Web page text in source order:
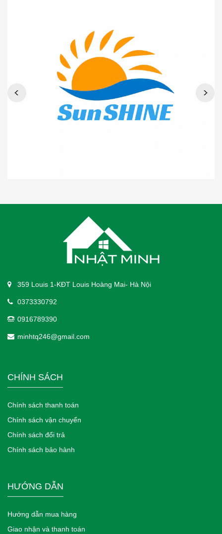
359 Louis 1-KĐT Louis Hoàng Mai- Hà Nội
0373330792
0916789390
minhtq246@gmail.com
CHÍNH SÁCH
Chính sách thanh toán
Chính sách vận chuyển
Chính sách đổi trả
Chính sách bảo hành
HƯỚNG DẪN
Hướng dẫn mua hàng
Giao nhận và thanh toán